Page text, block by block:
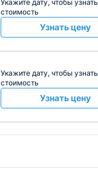
Укажите дату, чтобы узнать
стоимость
Узнать цену
Укажите дату, чтобы узнать
стоимость
Узнать цену